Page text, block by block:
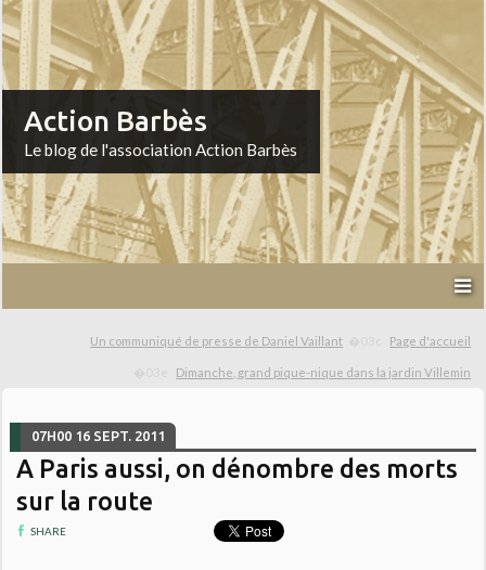
Action Barbès
Le blog de l'association Action Barbès
Un communiqué de presse de Daniel Vaillant Page d'accueil
Dimanche, grand pique-nique dans la jardin Villemin
07H00 16 SEPT. 2011
A Paris aussi, on dénombre des morts
sur la route
SHARE